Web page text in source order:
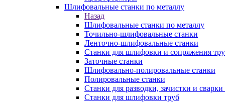
Шлифовальные станки по металлу
Назад
Шлифовальные станки по металлу
Точильно-шлифовальные станки
Ленточно-шлифовальные станки
Станки для шлифовки и сопряжения
Заточные станки
Шлифовально-полировальные станки
Полировальные станки
Станки для разводки, зачистки и сварки
Станки для шлифовки труб